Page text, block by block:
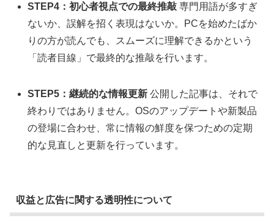
STEP4：初心者視点での最終推敲 専門用語が多すぎ
ないか、誤解を招く表現はないか。PCを始めたばか
りの方が読んでも、スムーズに理解できるかという
「読者目線」で最終的な推敲を行います。
STEP5：継続的な情報更新 公開した記事は、それで
終わりではありません。OSのアップデートや新製品
の登場に合わせ、常に情報の鮮度を保つための定期
的な見直しと更新を行っています。
収益と広告に関する透明性について